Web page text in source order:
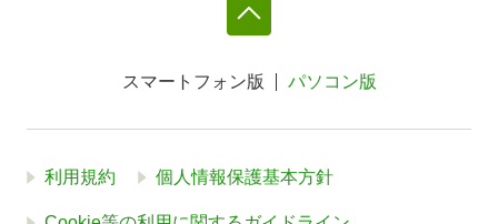
スマートフォン版 パソコン版
利用規約 個人情報保護基本方針